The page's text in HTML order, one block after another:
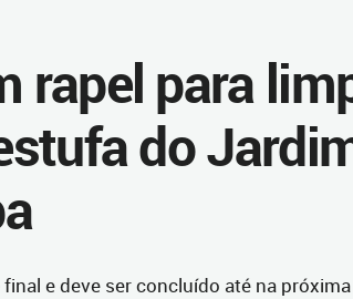
rapel para
do
e deve ser concluído até na